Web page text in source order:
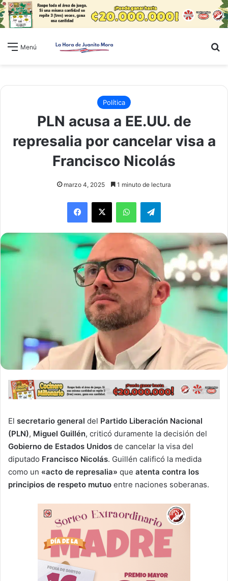
Menú
Política
PLN acusa a EE.UU. de
represalia por cancelar visa a
Francisco Nicolás
marzo 4, 2025 1 minuto de lectura
WhatsAppTelegram
El secretario general del Partido Liberación Nacional
(PLN), Miguel Guillén, criticó duramente la decisión del
Gobierno de Estados Unidos de cancelar la visa del
diputado Francisco Nicolás. Guillén calificó la medida
como un «acto de represalia» que atenta contra los
principios de respeto mutuo entre naciones soberanas.